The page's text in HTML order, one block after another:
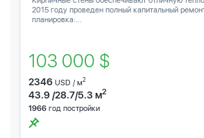
2015 году проведен полный капитальный
планировка:...
103 000 $
2346 USD / м2
43.9 /28.7/5.3 м2
1966 год постройки